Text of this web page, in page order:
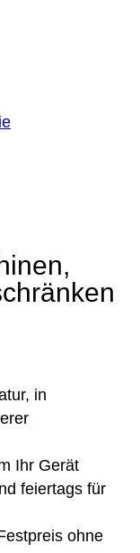
in
Ihr Gerät
feiertags für
ohne